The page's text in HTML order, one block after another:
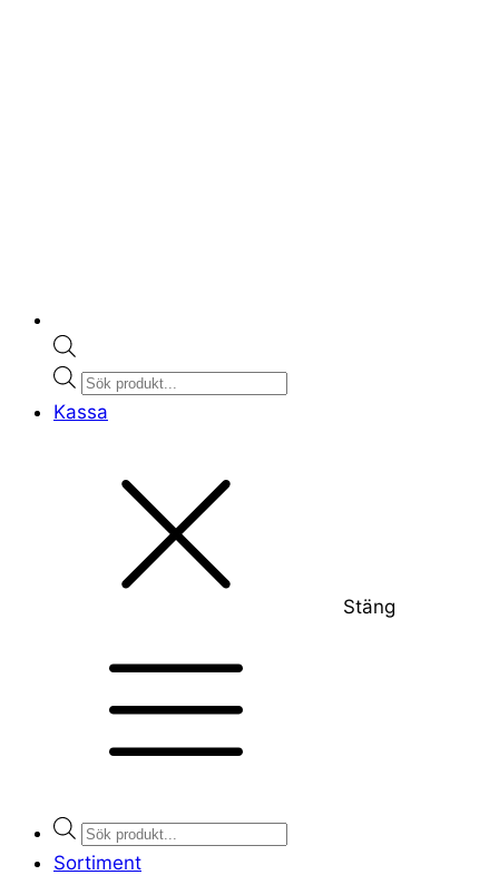
Products
search
Kassa
Stäng
Products
search
Sortiment